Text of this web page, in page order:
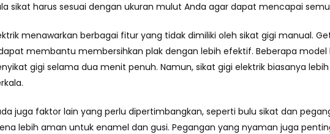
sikat harus sesuai dengan ukuran mulut Anda agar dapat mencapai
menawarkan berbagai fitur yang tidak dimiliki oleh sikat gigi manual.
membantu membersihkan plak dengan lebih efektif. Beberapa
gigi selama dua menit penuh. Namun, sikat gigi elektrik biasanya
juga faktor lain yang perlu dipertimbangkan, seperti bulu sikat dan
lebih aman untuk enamel dan gusi. Pegangan yang nyaman juga